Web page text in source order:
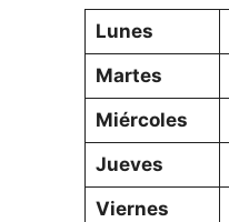
Lunes
Martes
Miércoles
Jueves
Viernes